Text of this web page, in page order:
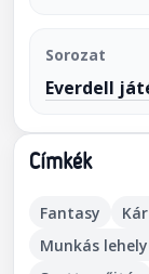
Sorozat
Everdell
Címkék
Fantasy
Munkás